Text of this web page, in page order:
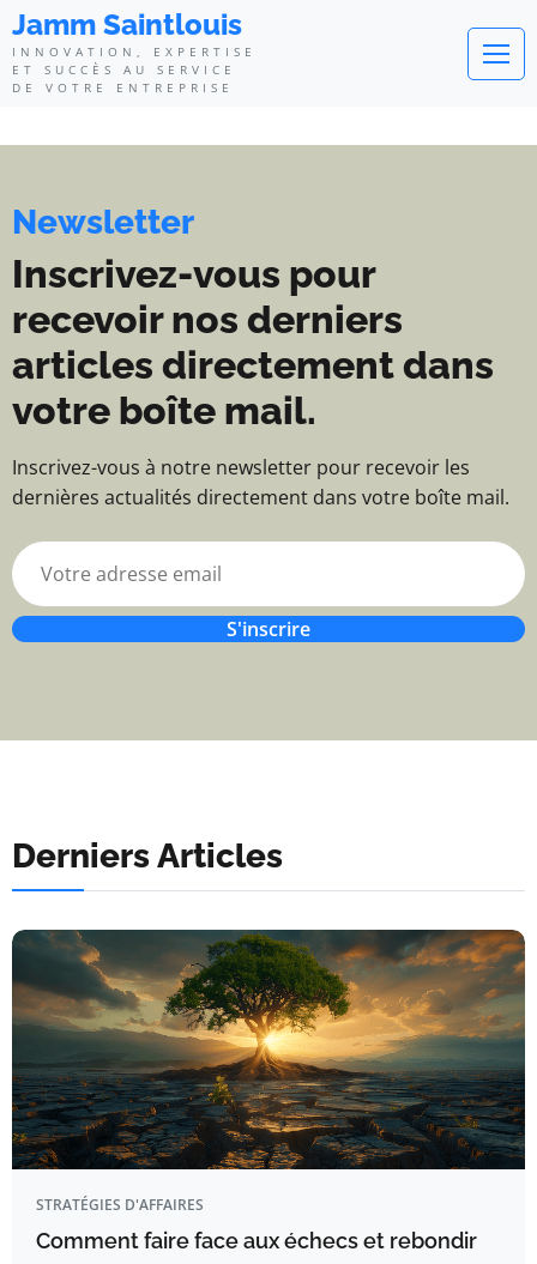
Jamm Saintlouis - Innovation,
Jamm Saintlouis
INNOVATION, EXPERTISE
ET SUCCÈS AU SERVICE
DE VOTRE ENTREPRISE
Newsletter
Inscrivez-vous pour
recevoir nos derniers
articles directement dans
votre boîte mail.
Inscrivez-vous à notre newsletter pour recevoir les
dernières actualités directement dans votre boîte mail.
S'inscrire
Derniers Articles
STRATÉGIES D'AFFAIRES
Comment faire face aux échecs et rebondir